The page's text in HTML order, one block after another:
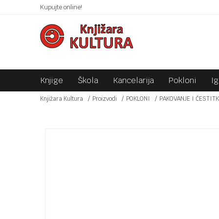
Kupujte online!SIGURNO PLAĆANJE PLATNIM KARTICAMA!
Knjige Škola Kancelarija Pokloni
Knjižara Kultura Proizvodi POKLONI PAKOVANJE I